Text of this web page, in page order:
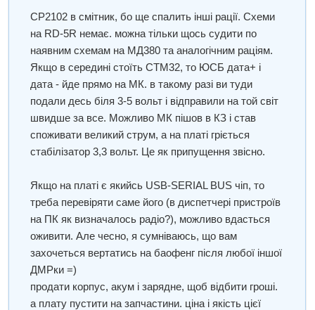
СР2102 в смітник, бо ще спалить інші рації. Схеми
на RD-5R немає. можна тільки щось судити по
наявним схемам на МД380 та аналогічним раціям.
Якщо в середині стоїть СТМ32, то ЮСБ дата+ і
дата - йде прямо на МК. в такому разі ви туди
подали десь біля 3-5 вольт і відправили на той світ
швидше за все. Можливо МК пішов в КЗ і став
споживати великий струм, а на платі гріється
стабілізатор 3,3 вольт. Це як припущення звісно.
Якщо на платі є якийсь USB-SERIAL BUS чіп, то
треба перевіряти саме його (в диспетчері пристроїв
на ПК як визначалось радіо?), можливо вдасться
оживити. Але чесно, я сумніваюсь, що вам
захочеться вертатись на баофенг після любої іншої
ДМРки =)
продати корпус, акум і зарядне, щоб відбити гроші.
а плату пустити на запчастини. ціна і якість цієї